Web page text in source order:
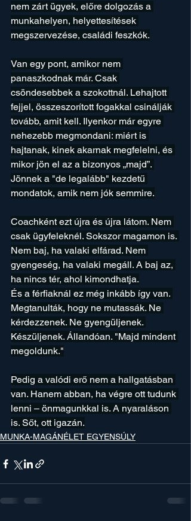
nem zárt ügyek, előre dolgozás a
munkahelyen, helyettesítések
megszervezése, családi feszkók.
Van egy pont, amikor nem
panaszkodnak már. Csak
csöndesebbek a szokottnál. Lehajtott
fejjel, összeszorított fogakkal csinálják
tovább, amit kell. Ilyenkor már egyre
nehezebb megmondani: miért is
hajtanak, kinek akarnak megfelelni, és
mikor jön el az a bizonyos „majd”.
Jönnek a "de legalább" kezdetű
mondatok, amik nem jók semmire.
Coachként ezt újra és újra látom. Nem
csak ügyfeleknél. Sokszor magamon is.
Nem baj, ha valaki elfárad. Nem
gyengeség, ha valaki megáll. A baj az,
ha nincs tér, ahol kimondhatja.
És a férfiaknál ez még inkább így van.
Megtanulták, hogy ne mutassák. Ne
kérdezzenek. Ne gyengüljenek.
Készüljenek. Állandóan. "Majd mindent
megoldunk."
Pedig a valódi erő nem a hallgatásban
van. Hanem abban, ha végre ott tudunk
lenni – önmagunkkal is. A nyaraláson
is. Sőt, ott igazán.
MUNKA-MAGÁNÉLET EGYENSÚLY